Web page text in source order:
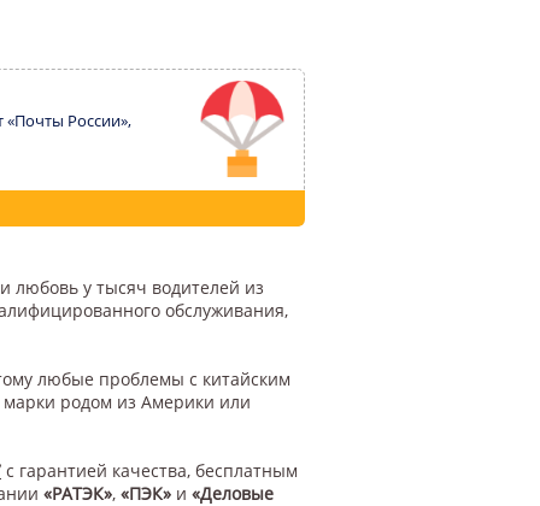
«Почты России»,
любовь у тысяч водителей из
обслуживания,
любые проблемы с китайским
родом из Америки или
с гарантией качества, бесплатным
«РАТЭК», «ПЭК» и «Деловые